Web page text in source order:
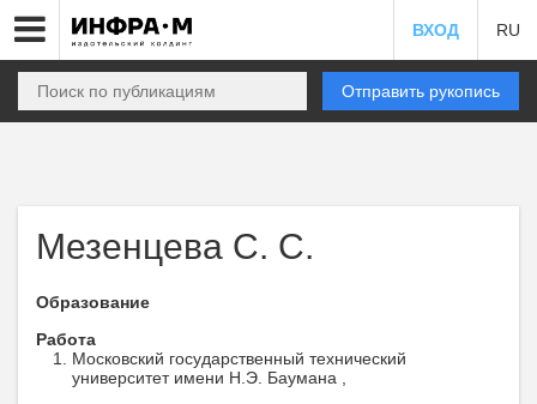
ВХОД RU
Отправить рукопись
Мезенцева С. С.
Образование
Работа
Московский государственный технический
университет имени Н.Э. Баумана ,